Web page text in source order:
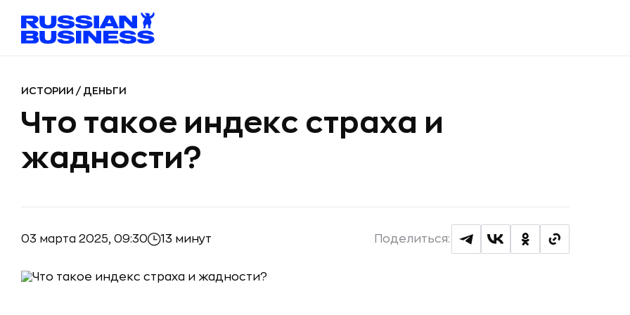
ИСТОРИИ / ДЕНЬГИ
Что такое индекс страха и
жадности?
03 марта 2025, 09:30 13 минут Поделиться: